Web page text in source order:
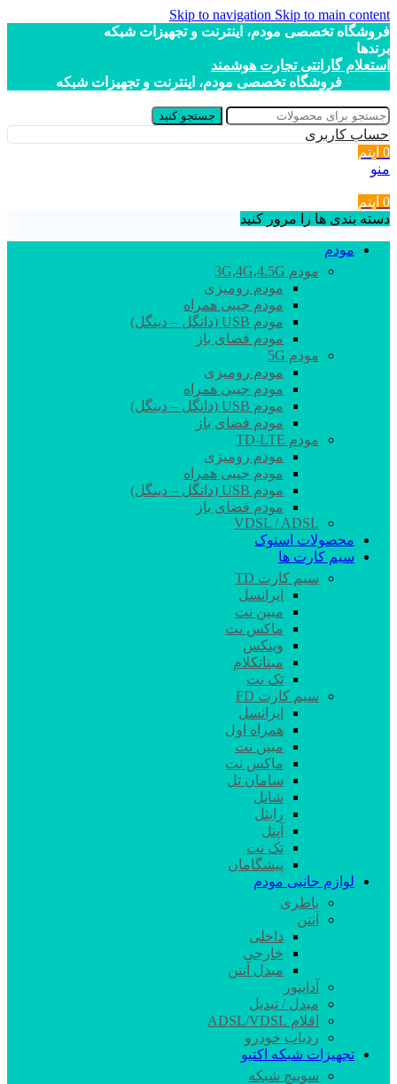
Skip to navigation Skip to main content
فروشگاه تخصصی مودم، اینترنت و تجهیزات شبکه
برندها
استعلام گارانتی تجارت هوشمند
فروشگاه تخصصی مودم، اینترنت و تجهیزات شبکه
جستجو کنید
حساب کاربری
0 آیتم
منو
0 آیتم
دسته بندی ها را مرور کنید
مودم
مودم 3G,4G,4.5G
مودم رومیزی
مودم جیبی همراه
مودم USB (دانگل – دینگل)
مودم فضای باز
مودم 5G
مودم رومیزی
مودم جیبی همراه
مودم USB (دانگل – دینگل)
مودم فضای باز
مودم TD-LTE
مودم رومیزی
مودم جیبی همراه
مودم USB (دانگل – دینگل)
مودم فضای باز
VDSL / ADSL
محصولات استوک
سیم کارت ها
سیم کارت TD
ایرانسل
مبین نت
ماکس نت
وینکس
مبناتکلام
تک نت
سیم کارت FD
ایرانسل
همراه اول
مبین نت
ماکس نت
سامان تل
شاتل
رایتل
آپتل
تک نت
پیشگامان
لوازم جانبی مودم
باطری
آنتن
داخلی
خارجی
مبدل آنتن
آداپتور
مبدل / تبدیل
اقلام ADSL/VDSL
ردیاب خودرو
تجهیزات شبکه اکتیو
سوییچ شبکه